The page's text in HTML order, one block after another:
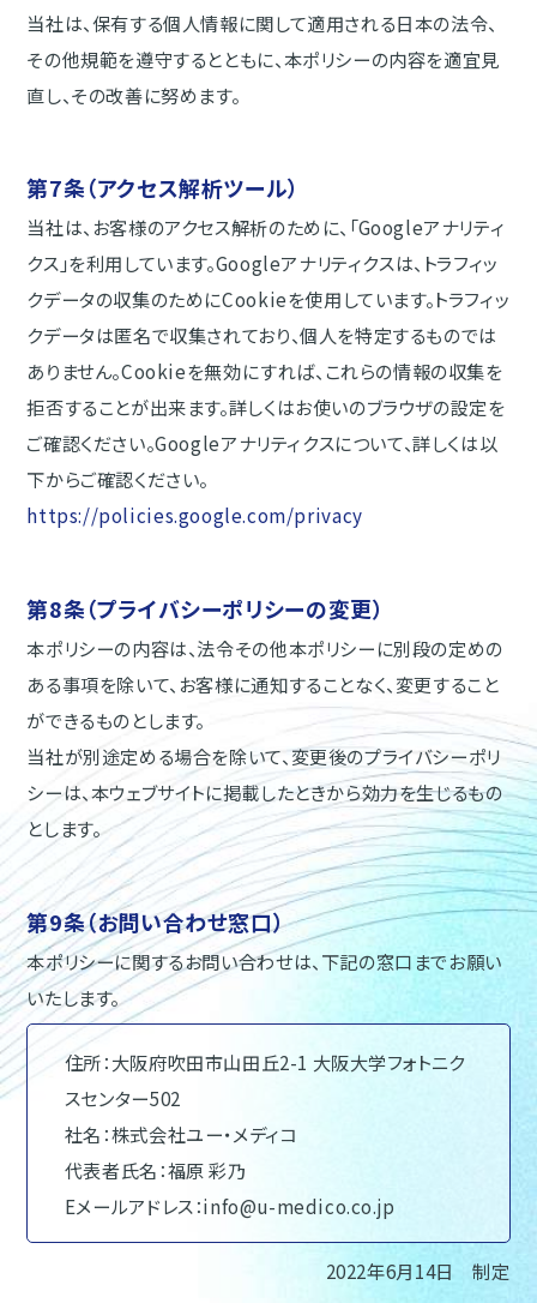
当社は、保有する個人情報に関して適用される日本の法令、
その他規範を遵守するとともに、本ポリシーの内容を適宜見
直し、その改善に努めます。
第7条（アクセス解析ツール）
当社は、お客様のアクセス解析のために、「Googleアナリティ
クス」を利用しています。Googleアナリティクスは、トラフィッ
クデータの収集のためにCookieを使用しています。トラフィッ
クデータは匿名で収集されており、個人を特定するものでは
ありません。Cookieを無効にすれば、これらの情報の収集を
拒否することが出来ます。詳しくはお使いのブラウザの設定を
ご確認ください。Googleアナリティクスについて、詳しくは以
下からご確認ください。
https://policies.google.com/privacy
第8条（プライバシーポリシーの変更）
本ポリシーの内容は、法令その他本ポリシーに別段の定めの
ある事項を除いて、お客様に通知することなく、変更すること
ができるものとします。
当社が別途定める場合を除いて、変更後のプライバシーポリ
シーは、本ウェブサイトに掲載したときから効力を生じるもの
とします。
第9条（お問い合わせ窓口）
本ポリシーに関するお問い合わせは、下記の窓口までお願い
いたします。
住所：大阪府吹田市山田丘2-1 大阪大学フォトニク
スセンター502
社名：株式会社ユー・メディコ
代表者氏名：福原 彩乃
Eメールアドレス：info@u-medico.co.jp
2022年6月14日 制定